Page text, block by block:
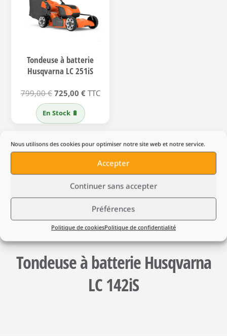
Nous utilisons des cookies pour optimiser notre site web et notre service.
Accepter
Continuer sans accepter
Préférences
Politique de cookiesPolitique de confidentialité
Tondeuse à batterie
Husqvarna LC 251iS
799,00€ Le
prix
initial
799,00 €.
725,00 €Le
actuel
725,00 €.
TTC
En Stock 🔋
Avis produit
Tondeuse à batterie Husqvarna
LC 142iS